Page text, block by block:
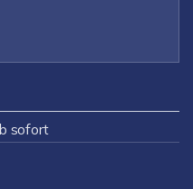
sofort